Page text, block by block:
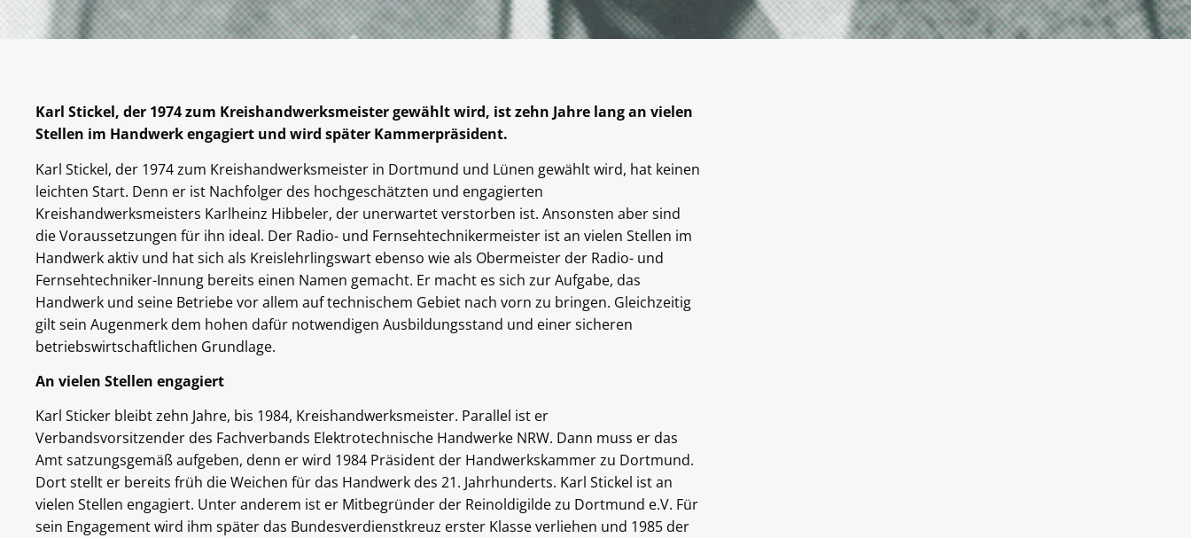
Karl Stickel, der 1974 zum Kreishandwerksmeister gewählt wird, ist zehn Jahre lang an vielen
Stellen im Handwerk engagiert und wird später Kammerpräsident.
Karl Stickel, der 1974 zum Kreishandwerksmeister in Dortmund und Lünen gewählt wird, hat keinen
leichten Start. Denn er ist Nachfolger des hochgeschätzten und engagierten
Kreishandwerksmeisters Karlheinz Hibbeler, der unerwartet verstorben ist. Ansonsten aber sind
die Voraussetzungen für ihn ideal. Der Radio- und Fernsehtechnikermeister ist an vielen Stellen im
Handwerk aktiv und hat sich als Kreislehrlingswart ebenso wie als Obermeister der Radio- und
Fernsehtechniker-Innung bereits einen Namen gemacht. Er macht es sich zur Aufgabe, das
Handwerk und seine Betriebe vor allem auf technischem Gebiet nach vorn zu bringen. Gleichzeitig
gilt sein Augenmerk dem hohen dafür notwendigen Ausbildungsstand und einer sicheren
betriebswirtschaftlichen Grundlage.
An vielen Stellen engagiert
Karl Sticker bleibt zehn Jahre, bis 1984, Kreishandwerksmeister. Parallel ist er
Verbandsvorsitzender des Fachverbands Elektrotechnische Handwerke NRW. Dann muss er das
Amt satzungsgemäß aufgeben, denn er wird 1984 Präsident der Handwerkskammer zu Dortmund.
Dort stellt er bereits früh die Weichen für das Handwerk des 21. Jahrhunderts. Karl Stickel ist an
vielen Stellen engagiert. Unter anderem ist er Mitbegründer der Reinoldigilde zu Dortmund e.V. Für
sein Engagement wird ihm später das Bundesverdienstkreuz erster Klasse verliehen und 1985 der